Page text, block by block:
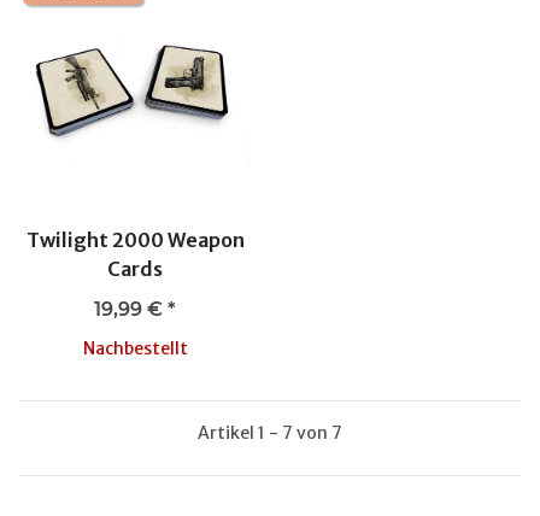
Twilight 2000 Weapon
Cards
19,99 € *
Nachbestellt
Artikel 1 - 7 von 7